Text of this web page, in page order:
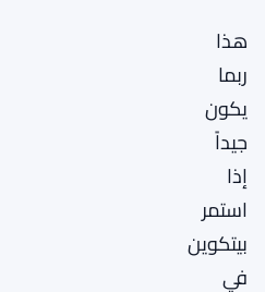
هذا
ربما
يكون
جيداً
إذا
استمر
بيتكوين
في